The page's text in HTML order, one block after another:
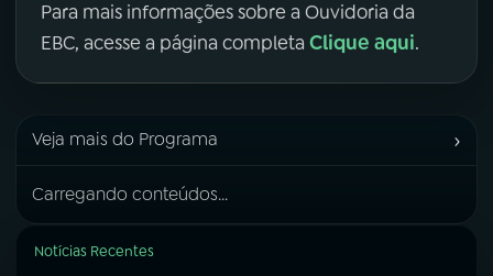
Para mais informações sobre a Ouvidoria da
EBC, acesse a página completa Clique aqui.
Veja mais do Programa ›
Carregando conteúdos...
Notícias Recentes